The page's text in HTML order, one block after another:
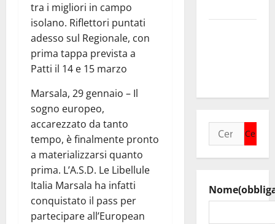
tra i migliori in campo
isolano. Riflettori puntati
adesso sul Regionale, con
prima tappa prevista a
Patti il 14 e 15 marzo
Marsala, 29 gennaio – Il
sogno europeo,
accarezzato da tanto
tempo, è finalmente pronto
a materializzarsi quanto
prima. L’A.S.D. Le Libellule
Italia Marsala ha infatti
conquistato il pass per
partecipare all’European
Ricerca
per:
Nome